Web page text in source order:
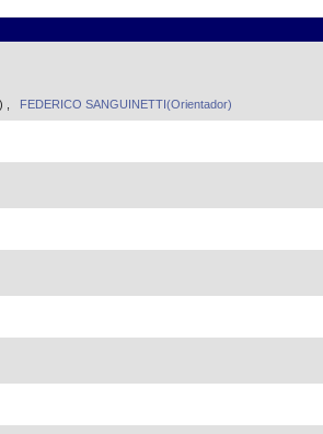
, FEDERICO SANGUINETTI(Orientador)